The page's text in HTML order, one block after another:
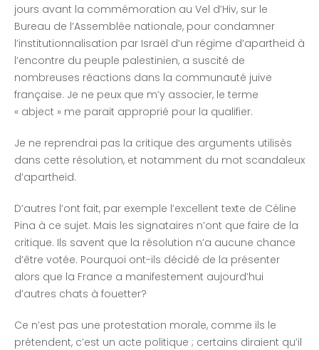
jours avant la commémoration au Vel d’Hiv, sur le
Bureau de l’Assemblée nationale, pour condamner
l’institutionnalisation par Israël d’un régime d’apartheid à
l’encontre du peuple palestinien, a suscité de
nombreuses réactions dans la communauté juive
française. Je ne peux que m’y associer, le terme
« abject » me parait approprié pour la qualifier.
Je ne reprendrai pas la critique des arguments utilisés
dans cette résolution, et notamment du mot scandaleux
d’apartheid.
D’autres l’ont fait, par exemple l’excellent texte de Céline
Pina à ce sujet. Mais les signataires n’ont que faire de la
critique. Ils savent que la résolution n’a aucune chance
d’être votée. Pourquoi ont-ils décidé de la présenter
alors que la France a manifestement aujourd’hui
d’autres chats à fouetter?
Ce n’est pas une protestation morale, comme ils le
prétendent, c’est un acte politique ; certains diraient qu’il